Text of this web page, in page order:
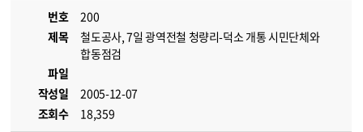
번호
200
제목
철도공사, 7일 광역전철 청량리-덕소 개통 시민단체와
합동점검
파일
작성일
2005-12-07
조회수
18,359